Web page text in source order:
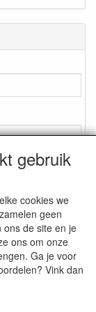
gebruik
cookies we
geen
ons de site en je
ons om onze
Ga je voor
Vink dan